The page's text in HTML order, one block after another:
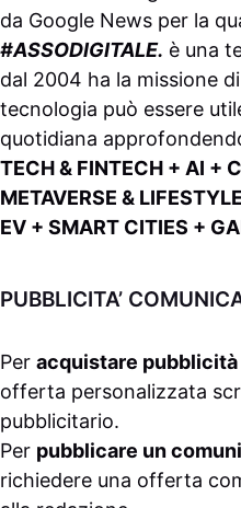
da Google News per la
#ASSODIGITALE. è una
dal 2004 ha la missione
tecnologia può essere
quotidiana
TECH & FINTECH + AI +
METAVERSE &
EV + SMART CITIES +
PUBBLICITA’
Per acquistare pubblicità
offerta personalizzata
pubblicitario.
Per pubblicare un
richiedere una offerta